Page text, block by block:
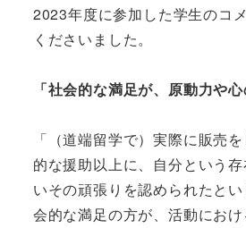
2023年度に参加した学生のコ
くださいました。
「社会的な満足が、原動力や
「（道端留学で）実際に販売
的な援助以上に、自分という
いその頑張りを認められたと
会的な満足の方が、活動にお